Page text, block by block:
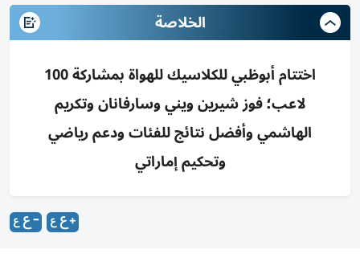
الخلاصة
اختتام أبوظبي للكلاسيك للهواة بمشاركة 100
لاعب؛ فوز شيرين ويني وسارفانان وتكريم
الهاشمي وأفضل نتائج للفئات ودعم رياضي
وتحكيم إماراتي